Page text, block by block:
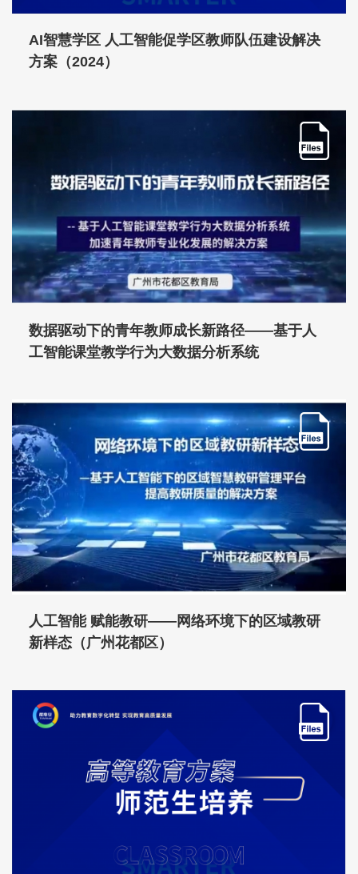
AI智慧学区 人工智能促学区教师队伍建设解决
方案（2024）
数据驱动下的青年教师成长新路径——基于人
工智能课堂教学行为大数据分析系统
人工智能 赋能教研——网络环境下的区域教研
新样态（广州花都区）